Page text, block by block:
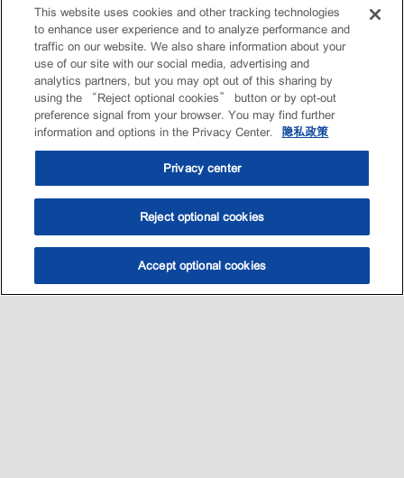
选油助手 查找门店
This website uses cookies and other tracking technologies
to enhance user experience and to analyze performance and
traffic on our website. We also share information about your
use of our site with our social media, advertising and
analytics partners, but you may opt out of this sharing by
using the “Reject optional cookies” button or by opt-out
preference signal from your browser. You may find further
information and options in the Privacy Center.
隐私政策
Privacy center
Reject optional cookies
Accept optional cookies